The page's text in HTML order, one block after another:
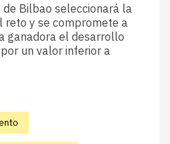
Bilbao seleccionará la
reto y se compromete a
ganadora el desarrollo
un valor inferior a